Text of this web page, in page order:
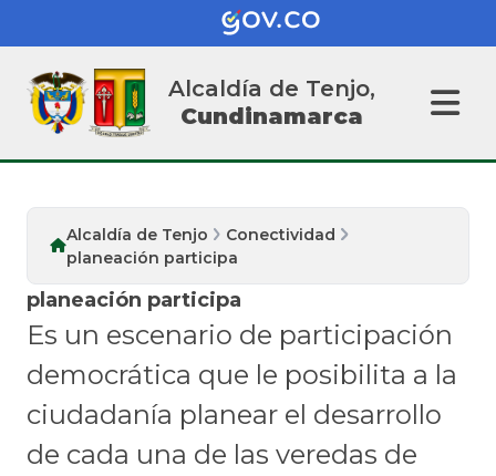
Alcaldía de Tenjo,
Cundinamarca
Alcaldía de Tenjo
Conectividad
planeación participa
planeación participa
Es un escenario de participación
democrática que le posibilita a la
ciudadanía planear el desarrollo
de cada una de las veredas de